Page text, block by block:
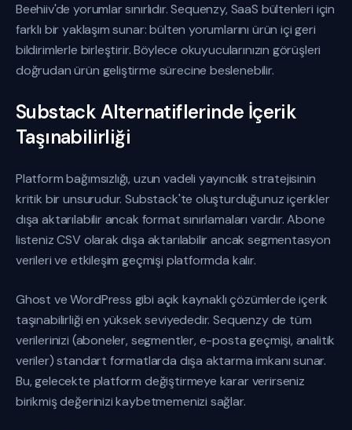
Beehiiv'de yorumlar sınırlıdır. Sequenzy, SaaS bültenleri için
farklı bir yaklaşım sunar: bülten yorumlarını ürün içi geri
bildirimlerle birleştirir. Böylece okuyucularınızın görüşleri
doğrudan ürün geliştirme sürecine beslenebilir.
Substack Alternatiflerinde İçerik
Taşınabilirliği
Platform bağımsızlığı, uzun vadeli yayıncılık stratejisinin
kritik bir unsurudur. Substack'te oluşturduğunuz içerikler
dışa aktarılabilir ancak format sınırlamaları vardır. Abone
listeniz CSV olarak dışa aktarılabilir ancak segmentasyon
verileri ve etkileşim geçmişi platformda kalır.
Ghost ve WordPress gibi açık kaynaklı çözümlerde içerik
taşınabilirliği en yüksek seviyededir. Sequenzy de tüm
verilerinizi (aboneler, segmentler, e-posta geçmişi, analitik
veriler) standart formatlarda dışa aktarma imkanı sunar.
Bu, gelecekte platform değiştirmeye karar verirseniz
birikmiş değerinizi kaybetmemenizi sağlar.